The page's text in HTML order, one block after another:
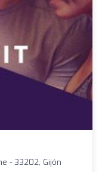
- 33202, Gijón